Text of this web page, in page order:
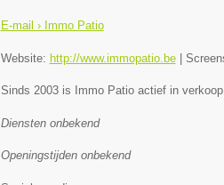
E-mail › Immo Patio
Website: http://www.immopatio.be|
Sinds 2003 is Immo Patio actief in
Diensten onbekend
Openingstijden onbekend